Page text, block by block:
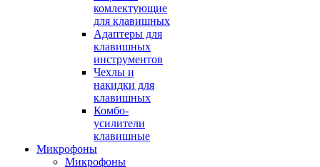
комлектующие
для клавишных
Адаптеры для
клавишных
инструментов
Чехлы и
накидки для
клавишных
Комбо-
усилители
клавишные
Микрофоны
Микрофоны